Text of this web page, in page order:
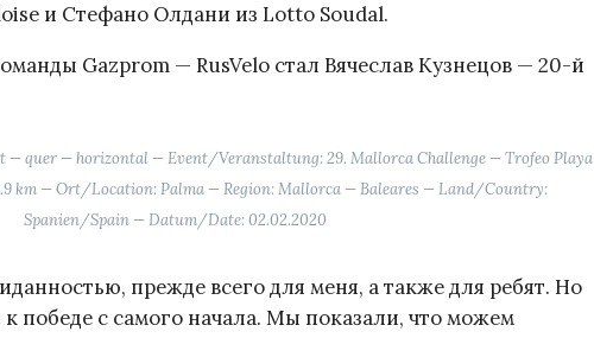
и Стефано Олдани из Lotto Soudal.
Gazprom — RusVelo стал Вячеслав Кузнецов — 20-й
quer — horizontal — Event/Veranstaltung: 29. Mallorca Challenge — Trofeo Playa
km — Ort/Location: Palma — Region: Mallorca — Baleares — Land/Country:
Spanien/Spain — Datum/Date: 02.02.2020
прежде всего для меня, а также для ребят. Но
победе с самого начала. Мы показали, что можем